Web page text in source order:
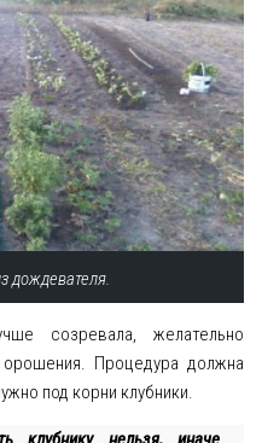
дождевателя.
созревала, желательно
Процедура должна
под корни клубники.